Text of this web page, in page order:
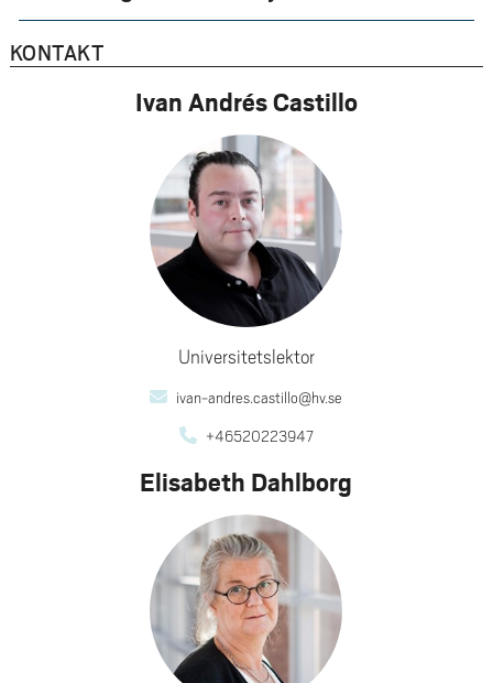
KONTAKT
Ivan Andrés Castillo
Universitetslektor
ivan-andres.castillo@hv.se
+46520223947
Elisabeth Dahlborg